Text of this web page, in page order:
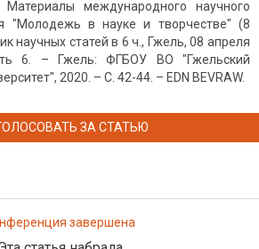
международного научного
"Молодежь в науке и творчестве" (8
научных статей в 6 ч., Гжель, 08 апреля
6. – Гжель: ФГБОУ ВО "Гжельский
2020. – С. 42-44. – EDN BEVRAW.
ЗА СТАТЬЮ
завершена